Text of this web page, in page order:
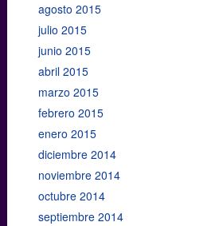
agosto 2015
julio 2015
junio 2015
abril 2015
marzo 2015
febrero 2015
enero 2015
diciembre 2014
noviembre 2014
octubre 2014
septiembre 2014